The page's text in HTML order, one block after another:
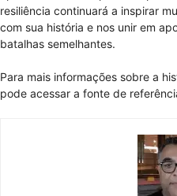
resiliência continuará a inspirar
com sua história e nos unir em
batalhas semelhantes.
Para mais informações sobre a
pode acessar a fonte de